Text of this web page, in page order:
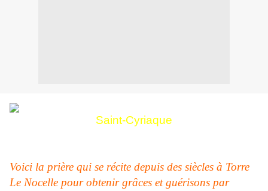
Saint-Cyriaque
Voici la prière qui se récite depuis des siècles à Torre
Le Nocelle pour obtenir grâces et guérisons par